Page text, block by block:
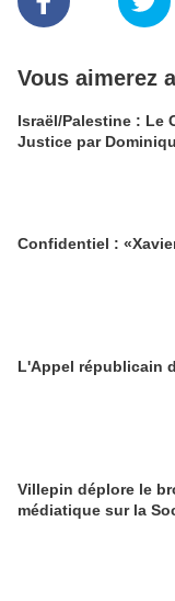
Vous aimerez
Israël/Palestine : Le
Justice par
Confidentiel :
L'Appel républicain
Villepin déplore le
médiatique sur la